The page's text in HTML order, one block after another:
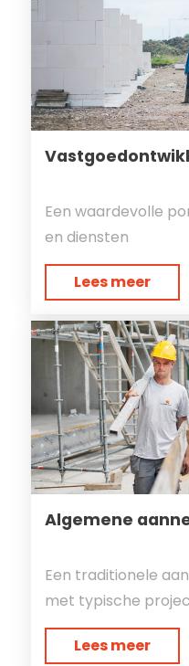
Een waardevolle
en diensten
Lees meer
Algemene
Een traditionele
met typische
Lees meer